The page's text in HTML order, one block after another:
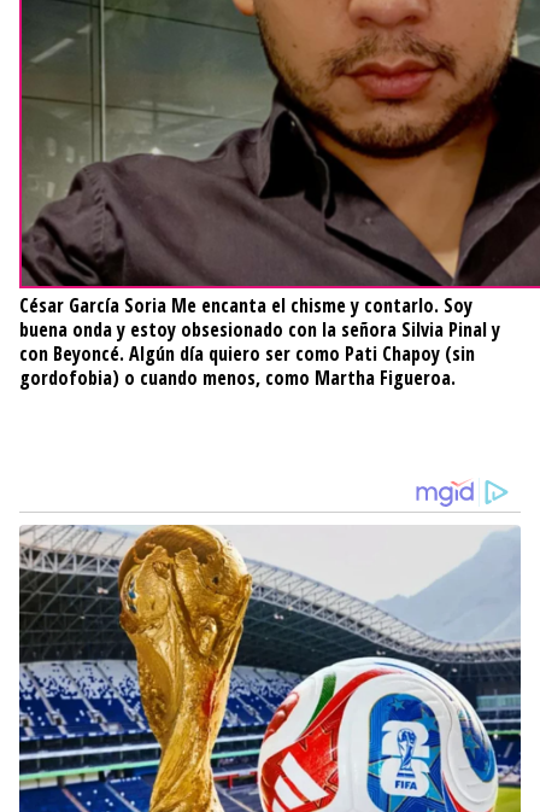
César García Soria Me encanta el chisme y contarlo. Soy
buena onda y estoy obsesionado con la señora Silvia Pinal y
con Beyoncé. Algún día quiero ser como Pati Chapoy (sin
gordofobia) o cuando menos, como Martha Figueroa.